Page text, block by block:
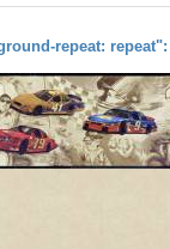
repeat: repeat":